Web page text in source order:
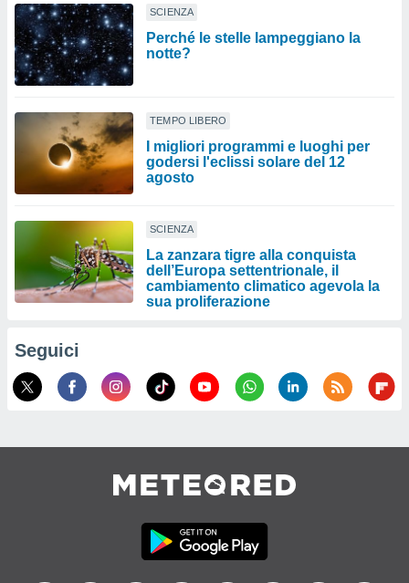
SCIENZA
Perché le stelle lampeggiano la
notte?
TEMPO LIBERO
I migliori programmi e luoghi per
godersi l'eclissi solare del 12
agosto
SCIENZA
La zanzara tigre alla conquista
dell’Europa settentrionale, il
cambiamento climatico agevola la
sua proliferazione
Seguici